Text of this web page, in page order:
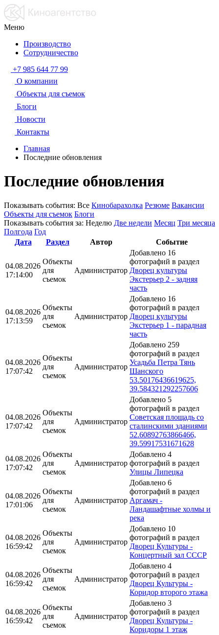
Меню
Производство
Сотрудничество
+7 985 644 77 99
О компании
Объекты для съемок
Блоги
Новости
Контакты
Главная
Последние обновления
Последние обновления
Показывать события: Все Кинобарахолка Резюме Вакансии
Объекты для съемок Блоги
Показывать события за: Неделю Две недели Месяц Три месяца
Полгода Год
Дата
Раздел Автор Событие
04.08.2026
17:14:00
Объекты
для
съемок
Администратор
Добавлено 16
фотографий в раздел
Дворец культуры
Экстерьер 2 - задняя
часть
04.08.2026
17:13:59
Объекты
для
съемок
Администратор
Добавлено 16
фотографий в раздел
Дворец культуры
Экстерьер 1 - парадная
часть
04.08.2026
17:07:42
Объекты
для
съемок
Администратор
Добавлено 259
фотографий в раздел
Усадьба Петра Тянь
Шанского
53.50176436619625,
39.584321292257606
04.08.2026
17:07:42
Объекты
для
съемок
Администратор
Добавлено 5
фотографий в раздел
Советская площадь со
сталинскими зданиями
52.60892763866466,
39.59917531671628
04.08.2026
17:07:42
Объекты
для
съемок
Администратор
Добавлено 4
фотографий в раздел
Улицы Липецка
04.08.2026
17:01:06
Объекты
для
съемок
Администратор
Добавлено 6
фотографий в раздел
Аргамач -
Ландашафтные холмы и
река
04.08.2026
16:59:42
Объекты
для
съемок
Администратор
Добавлено 10
фотографий в раздел
Дворец Культуры -
Концертный зал СССР
04.08.2026
16:59:42
Объекты
для
съемок
Администратор
Добавлено 4
фотографий в раздел
Дворец Культуры -
Коридор второго этажа
04.08.2026
16:59:42
Объекты
для
съемок
Администратор
Добавлено 3
фотографий в раздел
Дворец Культуры -
Коридоры 1 этаж